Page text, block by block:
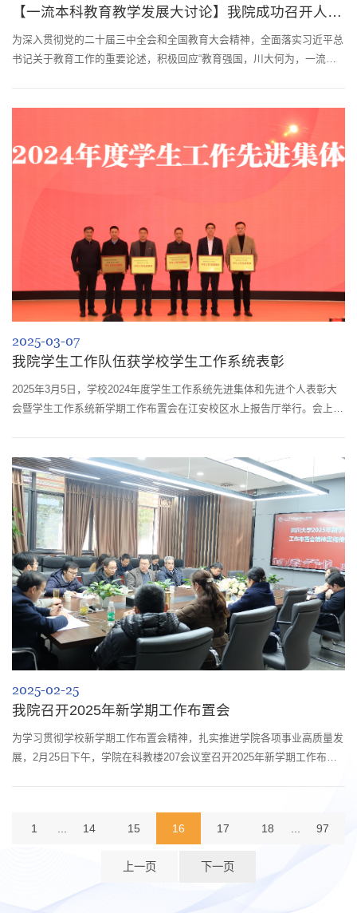
【一流本科教育教学发展大讨论】我院成功召开人才培养方案重构与AI赋能本科教育教...
为深入贯彻党的二十届三中全会和全国教育大会精神，全面落实习近平总
书记关于教育工作的重要论述，积极回应“教育强国，川大何为，一流本
研讨会。学院副院长冉蓉、各系主管本科教学的副主任、督导组成员、学
工组以及教学...
2025-03-07
我院学生工作队伍获学校学生工作系统表彰
2025年3月5日，学校2024年度学生工作系统先进集体和先进个人表彰大
会暨学生工作系统新学期工作布置会在江安校区水上报告厅举行。会上，
瑜同志获“学生心理健康工作先进个人”。撰稿：林茂编辑：杨燕玲审核：
钱祉
2025-02-25
我院召开2025年新学期工作布置会
为学习贯彻学校新学期工作布置会精神，扎实推进学院各项事业高质量发
展，2月25日下午，学院在科教楼207会议室召开2025年新学期工作布置
院新学期重点工作作出部署，副职院领导就分管工作作具体部署。杨伟指
出，2025年是“十四五”收官之年也是“十五五”规划编制开局之年，学院要
1 ... 14 15 16 17 18 ... 97
上一页 下一页